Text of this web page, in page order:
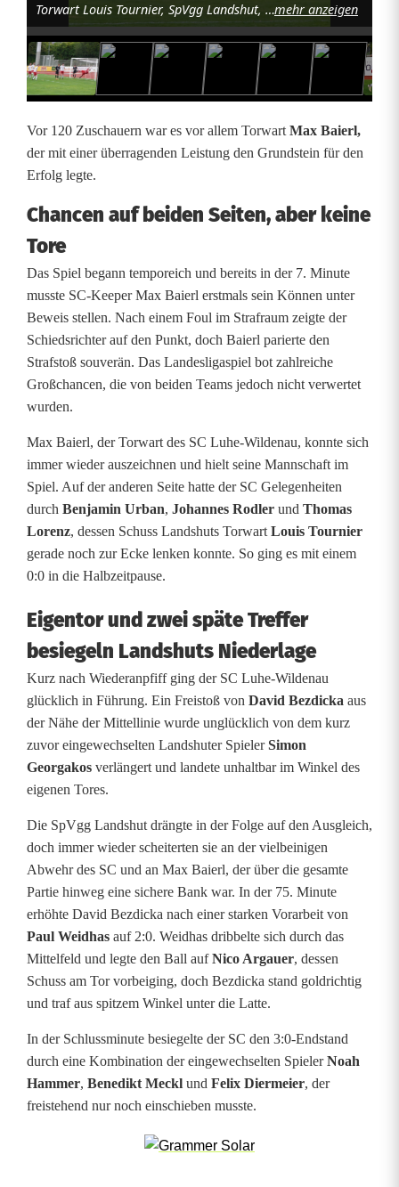
ü
r
d
n
S
C
L
h
e
-
i
l
d
e
a
u
–
K
e
e
p
e
r
M
a
x
B
a
i
Torwart Louis Tournier, SpVgg Landshut, lenkt den Schuß von Thomas Lorenz um den Pfosten; Foto: Norbert Tannhäusermehr anzeigen
Vor 120 Zuschauern war es vor allem Torwart Max Baierl,
der mit einer überragenden Leistung den Grundstein für den
Erfolg legte.
Chancen auf beiden Seiten, aber keine
Tore
Das Spiel begann temporeich und bereits in der 7. Minute
musste SC-Keeper Max Baierl erstmals sein Können unter
Beweis stellen. Nach einem Foul im Strafraum zeigte der
Schiedsrichter auf den Punkt, doch Baierl parierte den
Strafstoß souverän. Das Landesligaspiel bot zahlreiche
Großchancen, die von beiden Teams jedoch nicht verwertet
wurden.
Max Baierl, der Torwart des SC Luhe-Wildenau, konnte sich
immer wieder auszeichnen und hielt seine Mannschaft im
Spiel. Auf der anderen Seite hatte der SC Gelegenheiten
durch Benjamin Urban, Johannes Rodler und Thomas
Lorenz, dessen Schuss Landshuts Torwart Louis Tournier
gerade noch zur Ecke lenken konnte. So ging es mit einem
0:0 in die Halbzeitpause.
Eigentor und zwei späte Treffer
besiegeln Landshuts Niederlage
Kurz nach Wiederanpfiff ging der SC Luhe-Wildenau
glücklich in Führung. Ein Freistoß von David Bezdicka aus
der Nähe der Mittellinie wurde unglücklich von dem kurz
zuvor eingewechselten Landshuter SpielerSimon
Georgakos verlängert und landete unhaltbar im Winkel des
eigenen Tores.
Die SpVgg Landshut drängte in der Folge auf den Ausgleich,
doch immer wieder scheiterten sie an der vielbeinigen
Abwehr des SC und an Max Baierl, der über die gesamte
Partie hinweg eine sichere Bank war. In der 75. Minute
erhöhte David Bezdicka nach einer starken Vorarbeit von
Paul Weidhas auf 2:0. Weidhas dribbelte sich durch das
Mittelfeld und legte den Ball aufNico Argauer, dessen
Schuss am Tor vorbeiging, doch Bezdicka stand goldrichtig
und traf aus spitzem Winkel unter die Latte.
In der Schlussminute besiegelte der SC den 3:0-Endstand
durch eine Kombination der eingewechselten SpielerNoah
Hammer, Benedikt Meckl und Felix Diermeier, der
freistehend nur noch einschieben musste.